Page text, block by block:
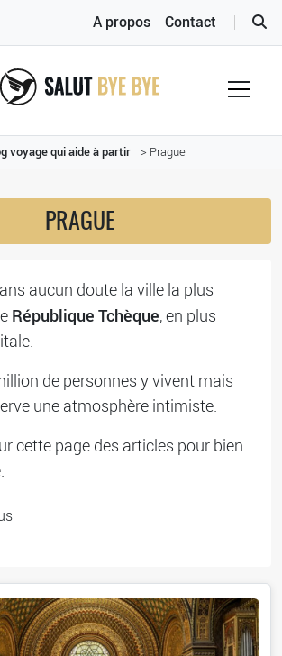
A propos Contact
voyage qui aide à partir > Prague
PRAGUE
aucun doute la ville la plus
République Tchèque, en plus
de personnes y vivent mais
une atmosphère intimiste.
cette page des articles pour bien